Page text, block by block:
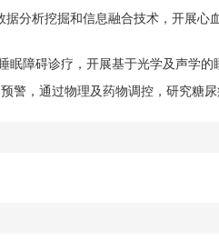
分析挖掘和信息融合技术，开展心
障碍诊疗，开展基于光学及声学的
，通过物理及药物调控，研究糖尿